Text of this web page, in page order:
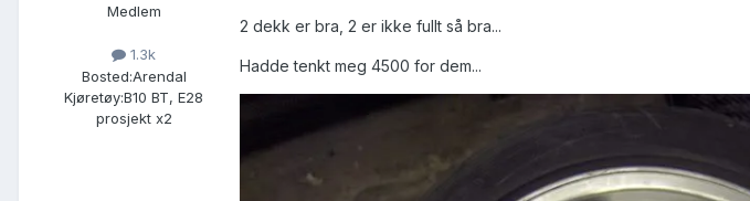
Medlem
1.3k
Bosted:Arendal
Kjøretøy:B10 BT, E28
prosjekt x2
2 dekk er bra, 2 er ikke fullt så bra...
Hadde tenkt meg 4500 for dem...